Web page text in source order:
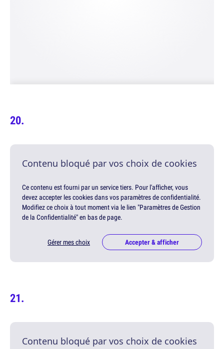
Contenu bloqué par vos choix de cookies
Ce contenu est fourni par un service tiers. Pour l'afficher, vous
devez accepter les cookies dans vos paramètres de confidentialité.
Modifiez ce choix à tout moment via le lien "Paramètres de Gestion
de la Confidentialité" en bas de page.
Gérer mes choix Accepter & afficher
Contenu bloqué par vos choix de cookies